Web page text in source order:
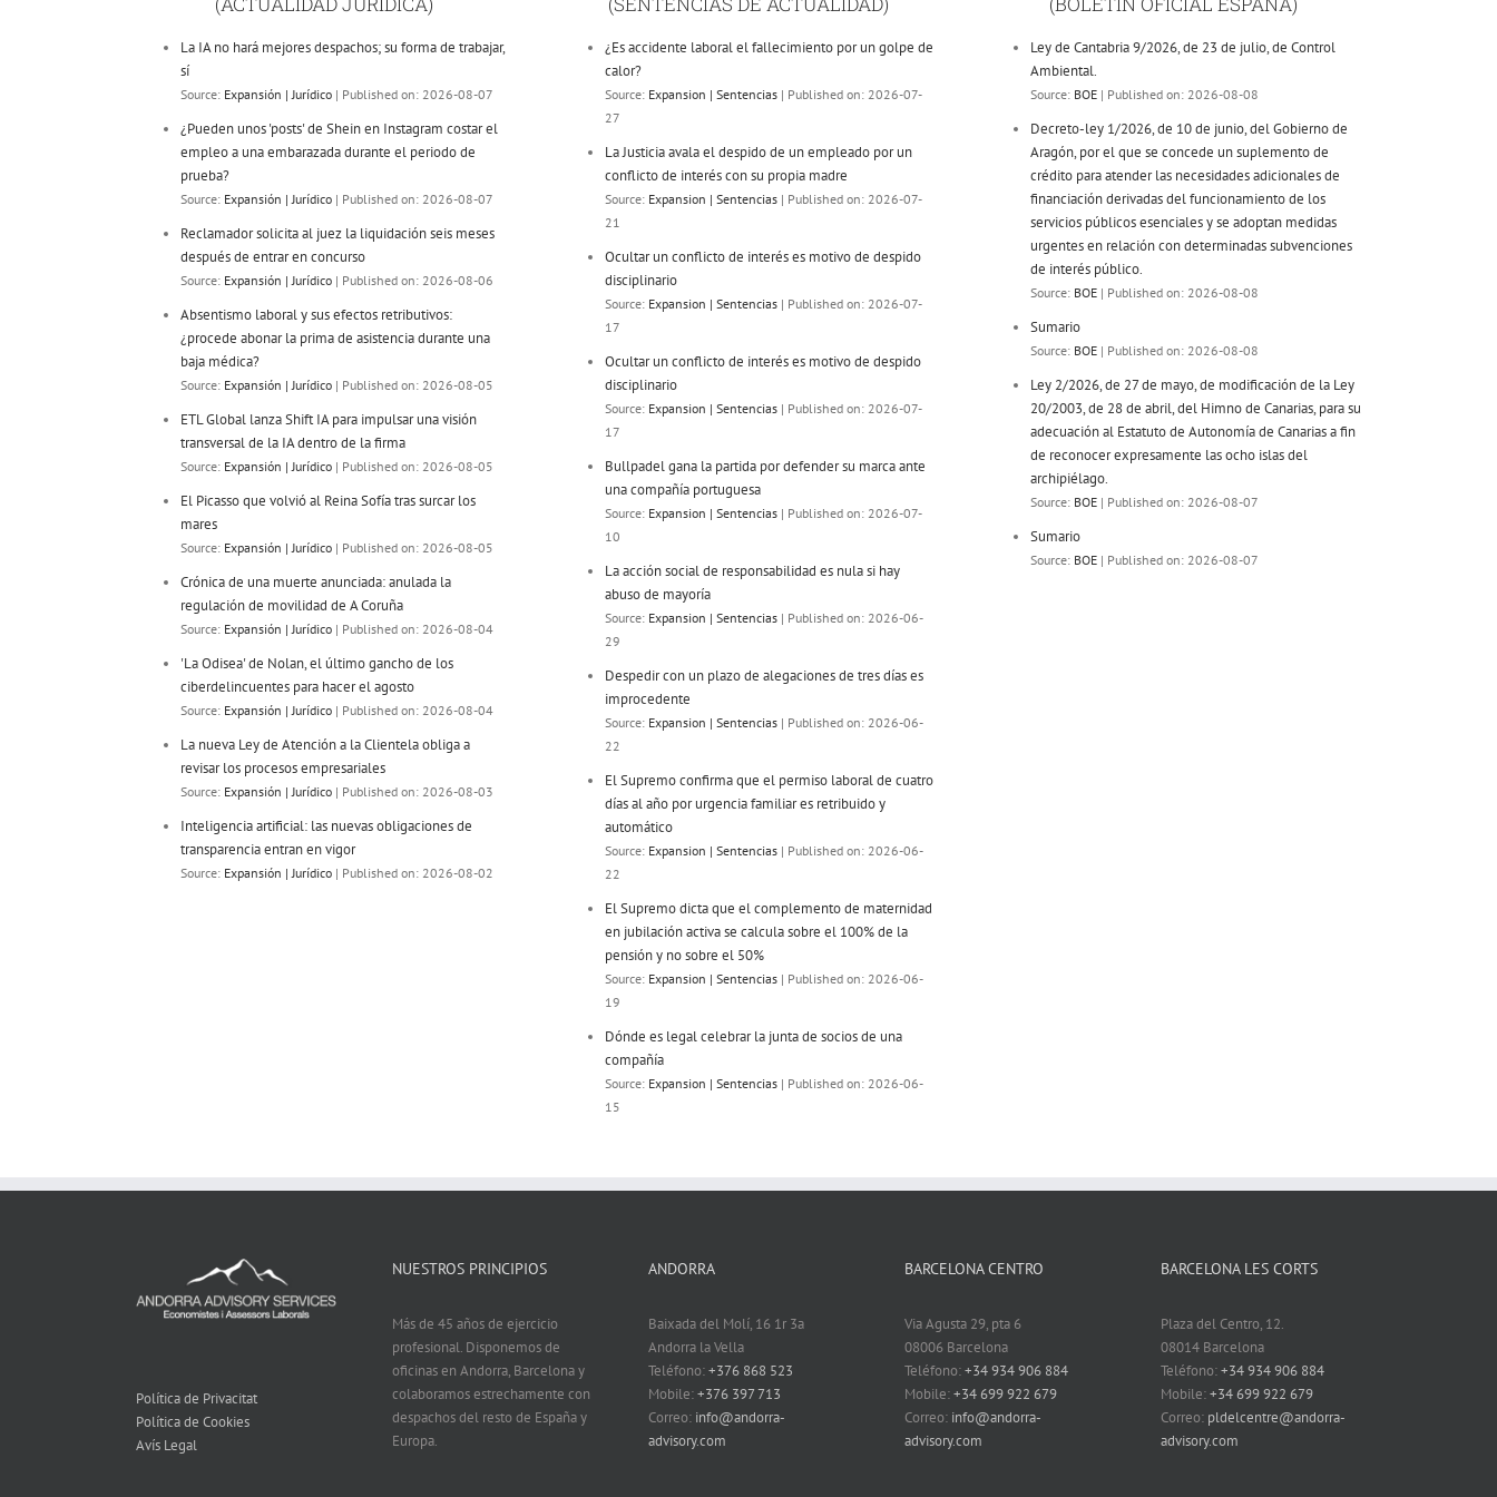
La IA no hará mejores despachos; su forma de trabajar,
sí
Source: Expansión | Jurídico Published on: 2026-08-07
¿Pueden unos 'posts' de Shein en Instagram costar el
empleo a una embarazada durante el periodo de
prueba?
Source: Expansión | Jurídico Published on: 2026-08-07
Reclamador solicita al juez la liquidación seis meses
después de entrar en concurso
Source: Expansión | Jurídico Published on: 2026-08-06
Absentismo laboral y sus efectos retributivos:
¿procede abonar la prima de asistencia durante una
baja médica?
Source: Expansión | Jurídico Published on: 2026-08-05
ETL Global lanza Shift IA para impulsar una visión
transversal de la IA dentro de la firma
Source: Expansión | Jurídico Published on: 2026-08-05
El Picasso que volvió al Reina Sofía tras surcar los
mares
Source: Expansión | Jurídico Published on: 2026-08-05
Crónica de una muerte anunciada: anulada la
regulación de movilidad de A Coruña
Source: Expansión | Jurídico Published on: 2026-08-04
'La Odisea' de Nolan, el último gancho de los
ciberdelincuentes para hacer el agosto
Source: Expansión | Jurídico Published on: 2026-08-04
La nueva Ley de Atención a la Clientela obliga a
revisar los procesos empresariales
Source: Expansión | Jurídico Published on: 2026-08-03
Inteligencia artificial: las nuevas obligaciones de
transparencia entran en vigor
Source: Expansión | Jurídico Published on: 2026-08-02
¿Es accidente laboral el fallecimiento por un golpe de
calor?
Source: Expansion | Sentencias
Published on: 2026-07-
27
La Justicia avala el despido de un empleado por un
conflicto de interés con su propia madre
Source: Expansion | Sentencias
Published on: 2026-07-
21
Ocultar un conflicto de interés es motivo de despido
disciplinario
Source: Expansion | Sentencias
Published on: 2026-07-
17
Ocultar un conflicto de interés es motivo de despido
disciplinario
Source: Expansion | Sentencias
Published on: 2026-07-
17
Bullpadel gana la partida por defender su marca ante
una compañía portuguesa
Source: Expansion | Sentencias
Published on: 2026-07-
10
La acción social de responsabilidad es nula si hay
abuso de mayoría
Source: Expansion | Sentencias
Published on: 2026-06-
29
Despedir con un plazo de alegaciones de tres días es
improcedente
Source: Expansion | Sentencias
Published on: 2026-06-
22
El Supremo confirma que el permiso laboral de cuatro
días al año por urgencia familiar es retribuido y
automático
Source: Expansion | Sentencias
Published on: 2026-06-
22
El Supremo dicta que el complemento de maternidad
en jubilación activa se calcula sobre el 100% de la
pensión y no sobre el 50%
Source: Expansion | Sentencias
Published on: 2026-06-
19
Dónde es legal celebrar la junta de socios de una
compañía
Source: Expansion | Sentencias
Published on: 2026-06-
15
Ley de Cantabria 9/2026, de 23 de julio, de Control
Ambiental.
Source: BOE Published on: 2026-08-08
Decreto-ley 1/2026, de 10 de junio, del Gobierno de
Aragón, por el que se concede un suplemento de
crédito para atender las necesidades adicionales de
financiación derivadas del funcionamiento de los
servicios públicos esenciales y se adoptan medidas
urgentes en relación con determinadas subvenciones
de interés público.
Source: BOE Published on: 2026-08-08
Sumario
Source: BOE Published on: 2026-08-08
Ley 2/2026, de 27 de mayo, de modificación de la Ley
20/2003, de 28 de abril, del Himno de Canarias, para su
adecuación al Estatuto de Autonomía de Canarias a fin
de reconocer expresamente las ocho islas del
archipiélago.
Source: BOE Published on: 2026-08-07
Sumario
Source: BOE Published on: 2026-08-07
Política de Privacitat
Política de Cookies
Avís Legal
NUESTROS PRINCIPIOS
Más de 45 años de ejercicio
profesional. Disponemos de
oficinas en Andorra, Barcelona y
colaboramos estrechamente con
despachos del resto de España y
Europa.
ANDORRA
Baixada del Molí, 16 1r 3a
Andorra la Vella
Teléfono:+376 868 523
Mobile:+376 397 713
Correo: info@andorra-
advisory.com
BARCELONA CENTRO
Via Agusta 29, pta 6
08006 Barcelona
Teléfono:+34 934 906 884
Mobile:+34 699 922 679
Correo: info@andorra-
advisory.com
BARCELONA LES CORTS
Plaza del Centro, 12.
08014 Barcelona
Teléfono:+34 934 906 884
Mobile:+34 699 922 679
Correo: pldelcentre@andorra-
advisory.com